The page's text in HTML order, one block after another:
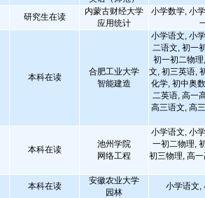
研究生在读
内蒙古财经大学
应用统计
小学数学, 小
本科在读
合肥工业大学
智能建造
小学语文, 小
二语文, 初一
初一初二物
文, 初三英语,
化学, 初中奥
二英语, 高一
高三语文, 高
本科在读
池州学院
网络工程
小学语文, 小
一初二物理,
初三物理, 高
本科在读
安徽农业大学
园林
小学语文,